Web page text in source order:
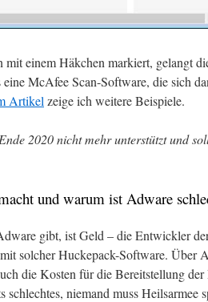
mit einem Häkchen markiert, gelangt
McAfee Scan-Software, die sich
Artikel zeige ich weitere Beispiele.
2020 nicht mehr unterstützt und
und warum ist Adware
gibt, ist Geld – die Entwickler
solcher Huckepack-Software. Über
die Kosten für die Bereitstellung
schlechtes, niemand muss